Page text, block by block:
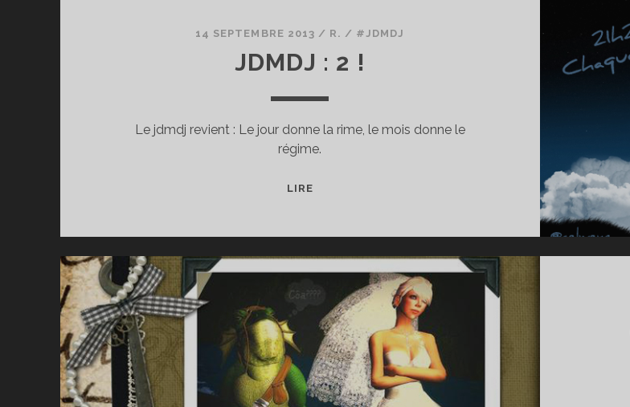
14 SEPTEMBRE 2013 / R. / #JDMDJ
JDMDJ : 2 !
Le jdmdj revient : Le jour donne la rime, le mois donne le
régime.
LIREJDMDJ